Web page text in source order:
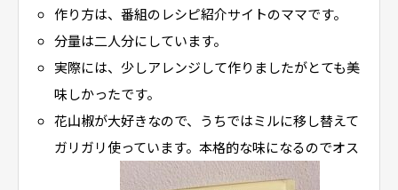
作り方は、番組のレシピ紹介サイトのママです。
分量は二人分にしています。
実際には、少しアレンジして作りましたがとても美
味しかったです。
花山椒が大好きなので、うちではミルに移し替えて
ガリガリ使っています。本格的な味になるのでオス